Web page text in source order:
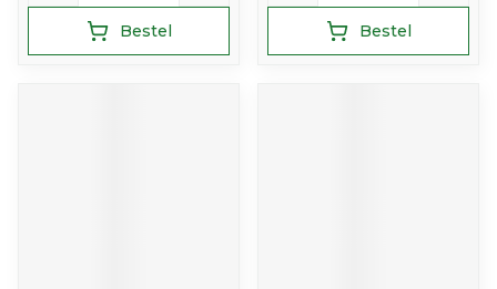
Bestel Bestel